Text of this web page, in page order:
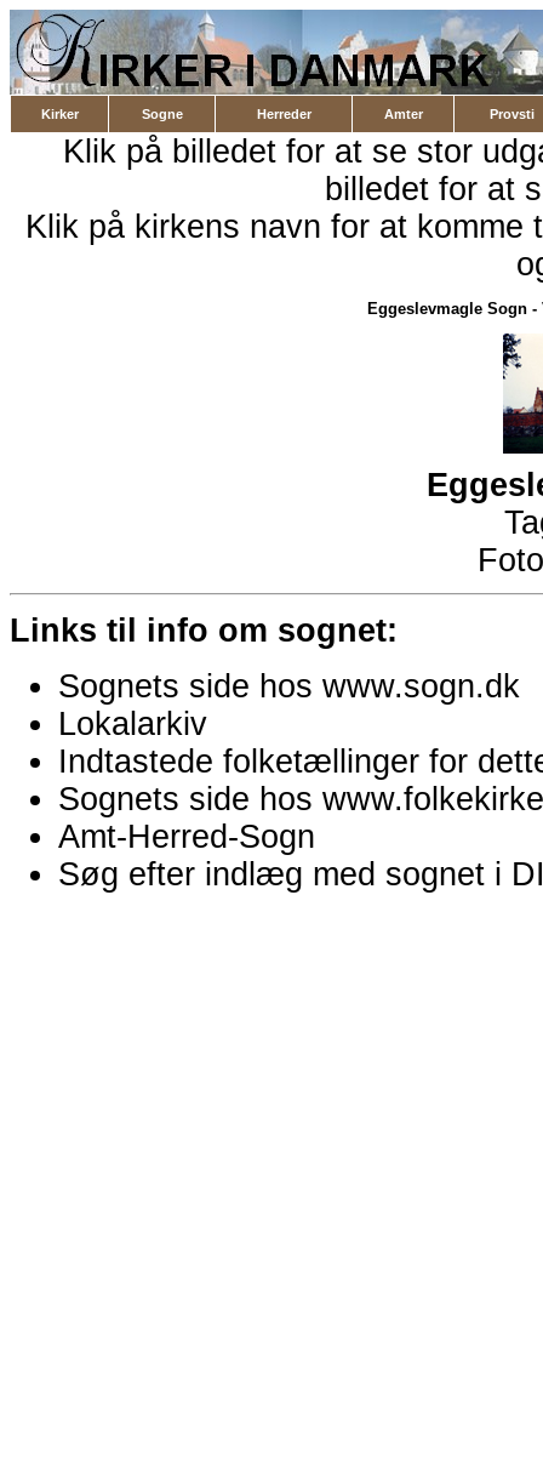
Kirker Sogne Herreder Amter Provsti
Klik på billedet for at se stor
billedet for at
Klik på kirkens navn for at
Eggeslevmagle Sogn -
Links til info om sognet:
Sognets side hos www.sogn.dk
Lokalarkiv
Indtastede folketællinger for
Sognets side hos
Amt-Herred-Sogn
Søg efter indlæg med sognet i